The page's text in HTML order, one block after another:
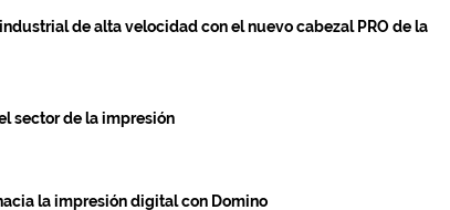
de alta velocidad con el nuevo cabezal PRO de la
sector de la impresión
la impresión digital con Domino